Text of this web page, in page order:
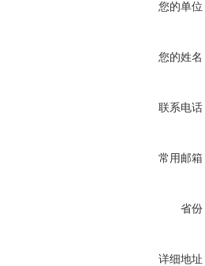
您的单位
您的姓名
联系电话
常用邮箱
省份
详细地址